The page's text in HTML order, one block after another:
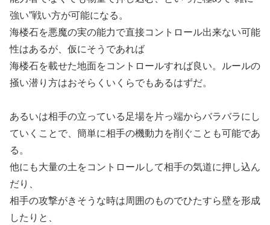
強い”戦い方が可能になる。
海楼石を悪魔の実の能力で直接コントロール出来ない可能
性はあるが、仮にそうであれば
海楼石を載せた地面をコントロールすれば良い。ルールの
掻い潜り方はおそらくいくらでもあるはずだ。
あるいは相手の立っている足場を片っ端からバラバラにし
ていくことで、簡単に相手の機動力を削ぐことも可能であ
る。
他にも大量の土をコントロールして相手の気道に押し込ん
だり、
相手の攻撃がきそうな時は周囲のものでひたすら壁を形成
したりと、